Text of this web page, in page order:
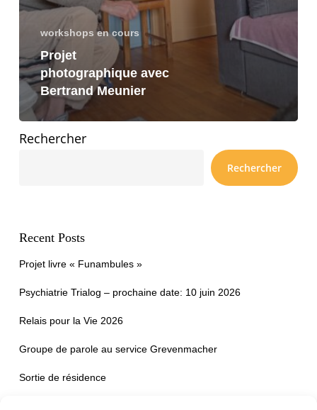
workshops en cours
Projet
photographique avec
Bertrand Meunier
Rechercher
Rechercher
Recent Posts
Projet livre « Funambules »
Psychiatrie Trialog – prochaine date: 10 juin 2026
Relais pour la Vie 2026
Groupe de parole au service Grevenmacher
Sortie de résidence